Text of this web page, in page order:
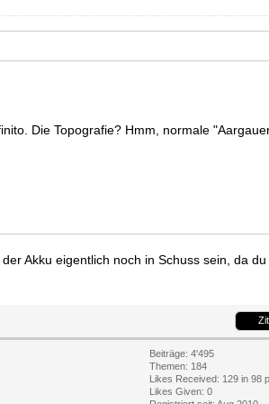
Die Topografie? Hmm, normale
Akku eigentlich noch in Schuss sein, da du
Beiträge: 4'495
Themen: 184
Likes Received: 129 in 98
Likes Given: 0